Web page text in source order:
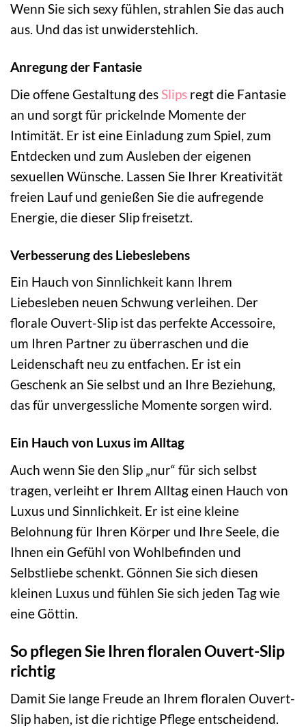
Wenn Sie sich sexy fühlen, strahlen Sie das auch
aus. Und das ist unwiderstehlich.
Anregung der Fantasie
Die offene Gestaltung desSlips regt die Fantasie
an und sorgt für prickelnde Momente der
Intimität. Er ist eine Einladung zum Spiel, zum
Entdecken und zum Ausleben der eigenen
sexuellen Wünsche. Lassen Sie Ihrer Kreativität
freien Lauf und genießen Sie die aufregende
Energie, die dieser Slip freisetzt.
Verbesserung des Liebeslebens
Ein Hauch von Sinnlichkeit kann Ihrem
Liebesleben neuen Schwung verleihen. Der
florale Ouvert-Slip ist das perfekte Accessoire,
um Ihren Partner zu überraschen und die
Leidenschaft neu zu entfachen. Er ist ein
Geschenk an Sie selbst und an Ihre Beziehung,
das für unvergessliche Momente sorgen wird.
Ein Hauch von Luxus im Alltag
Auch wenn Sie den Slip „nur“ für sich selbst
tragen, verleiht er Ihrem Alltag einen Hauch von
Luxus und Sinnlichkeit. Er ist eine kleine
Belohnung für Ihren Körper und Ihre Seele, die
Ihnen ein Gefühl von Wohlbefinden und
Selbstliebe schenkt. Gönnen Sie sich diesen
kleinen Luxus und fühlen Sie sich jeden Tag wie
eine Göttin.
So pflegen Sie Ihren floralen Ouvert-Slip
richtig
Damit Sie lange Freude an Ihrem floralen Ouvert-
Slip haben, ist die richtige Pflege entscheidend.